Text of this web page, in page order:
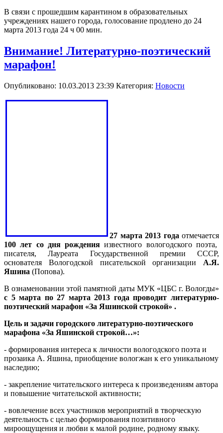
В связи с прошедшим карантином в образовательных
учреждениях нашего города, голосование продлено до 24
марта 2013 года 24 ч 00 мин.
Внимание! Литературно-поэтический
марафон!
Опубликовано: 10.03.2013 23:39 Категория: Новости
27 марта 2013 года отмечается
100 лет со дня рождения известного вологодского поэта,
писателя, Лауреата Государственной премии СССР,
основателя Вологодской писательской организации А.Я.
Яшина (Попова).
В ознаменовании этой памятной даты МУК «ЦБС г. Вологды»
с 5 марта по 27 марта 2013 года проводит литературно-
поэтический марафон «За Яшинской строкой» .
Цель и задачи городского литературно-поэтического
марафона «За Яшинской строкой…»:
- формирования интереса к личности вологодского поэта и
прозаика А. Яшина, приобщение вологжан к его уникальному
наследию;
- закрепление читательского интереса к произведениям автора
и повышение читательской активности;
- вовлечение всех участников мероприятий в творческую
деятельность с целью формирования позитивного
мироощущения и любви к малой родине, родному языку.